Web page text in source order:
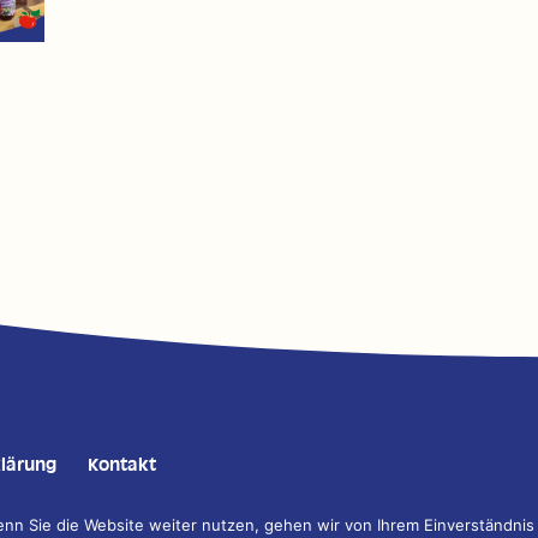
Kontakt
Gestaltung, Fotografie und Programmierung:DESIGNSTUUV
Sie die Website weiter nutzen, gehen wir von Ihrem Einverständnis